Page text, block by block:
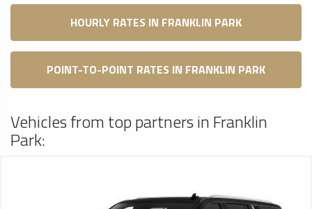
HOURLY RATES IN FRANKLIN PARK
POINT-TO-POINT RATES IN FRANKLIN PARK
Vehicles from top partners in Franklin
Park: